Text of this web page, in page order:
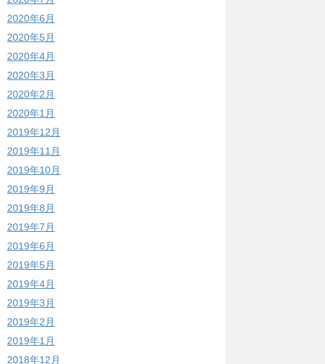
2020年6月
2020年5月
2020年4月
2020年3月
2020年2月
2020年1月
2019年12月
2019年11月
2019年10月
2019年9月
2019年8月
2019年7月
2019年6月
2019年5月
2019年4月
2019年3月
2019年2月
2019年1月
2018年12月